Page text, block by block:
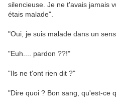
silencieuse. Je ne t'avais jamais
étais malade".
"Oui, je suis malade dans un
"Euh.... pardon ??!"
"Ils ne t'ont rien dit ?"
"Dire quoi ? Bon sang, qu'est-ce